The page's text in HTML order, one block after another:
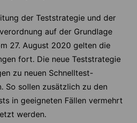
der Teststrategie und der
auf der Grundlage
27. August 2020 gelten die
fort. Die neue Teststrategie
zu neuen Schnelltest-
So sollen zusätzlich zu den
in geeigneten Fällen vermehrt
werden.